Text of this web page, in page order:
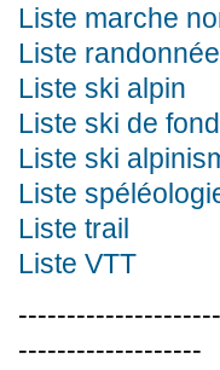
Liste marche
Liste randonnée
Liste ski alpin
Liste ski de fond
Liste ski
Liste
Liste trail
Liste VTT
-------------------